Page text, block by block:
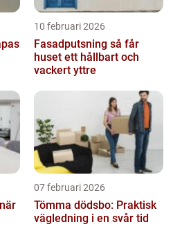
10 februari 2026
Fasadputsning så får
huset ett hållbart och
vackert yttre
07 februari 2026
Tömma dödsbo: Praktisk
vägledning i en svår tid